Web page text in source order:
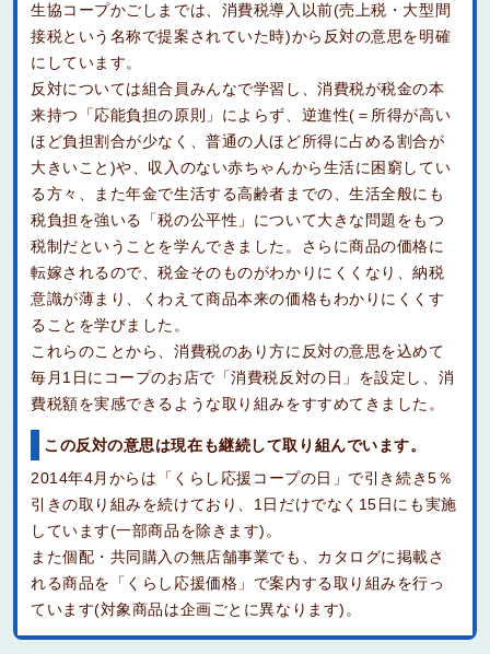
生協コープかごしまでは、消費税導入以前(売上税・大型間
接税という名称で提案されていた時)から反対の意思を明確
にしています。
反対については組合員みんなで学習し、消費税が税金の本
来持つ「応能負担の原則」によらず、逆進性(＝所得が高い
ほど負担割合が少なく、普通の人ほど所得に占める割合が
大きいこと)や、収入のない赤ちゃんから生活に困窮してい
る方々、また年金で生活する高齢者までの、生活全般にも
税負担を強いる「税の公平性」について大きな問題をもつ
税制だということを学んできました。さらに商品の価格に
転嫁されるので、税金そのものがわかりにくくなり、納税
意識が薄まり、くわえて商品本来の価格もわかりにくくす
ることを学びました。
これらのことから、消費税のあり方に反対の意思を込めて
毎月1日にコープのお店で「消費税反対の日」を設定し、消
費税額を実感できるような取り組みをすすめてきました。
この反対の意思は現在も継続して取り組んでいます。
2014年4月からは「くらし応援コープの日」で引き続き5％
引きの取り組みを続けており、1日だけでなく15日にも実施
しています(一部商品を除きます)。
また個配・共同購入の無店舗事業でも、カタログに掲載さ
れる商品を「くらし応援価格」で案内する取り組みを行っ
ています(対象商品は企画ごとに異なります)。